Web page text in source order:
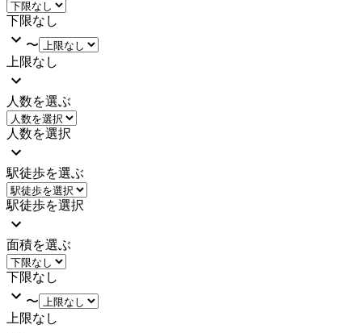
下限なし
〜
上限なし
人数を選ぶ
人数を選択
駅徒歩を選ぶ
駅徒歩を選択
面積を選ぶ
下限なし
〜
上限なし